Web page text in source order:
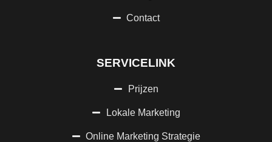
Contact
SERVICELINK
Prijzen
Lokale Marketing
Online Marketing Strategie